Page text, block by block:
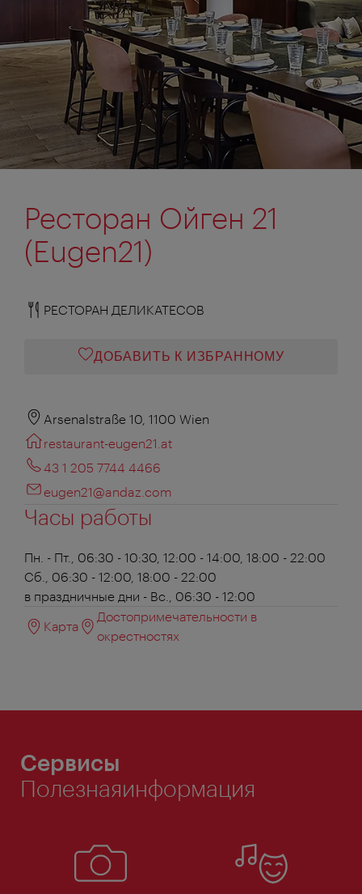
Ресторан Ойген 21
(Eugen21)
РЕСТОРАН ДЕЛИКАТЕСОВ
ДОБАВИТЬ К ИЗБРАННОМУ
Arsenalstraße 10, 1100 Wien
restaurant-eugen21.at
43 1 205 7744 4466
eugen21@andaz.com
Часы работы
Пн. - Пт., 06:30 - 10:30, 12:00 - 14:00, 18:00 - 22:00
Сб., 06:30 - 12:00, 18:00 - 22:00
в праздничные дни - Вс., 06:30 - 12:00
Карта
Достопримечательности в
окрестностях
Сервисы
Полезнаяинформация